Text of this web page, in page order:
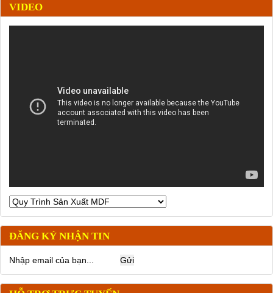
VIDEO
ĐĂNG KÝ NHẬN TIN